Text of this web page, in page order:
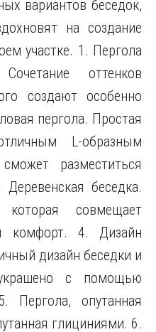
вариантов беседок,
на создание
участке. 1. Пергола
оттенков
создают особенно
пергола. Простая
L-образным
разместиться
беседка.
которая совмещает
комфорт. 4. Дизайн
дизайн беседки и
с помощью
Пергола, опутанная
глициниями. 6.